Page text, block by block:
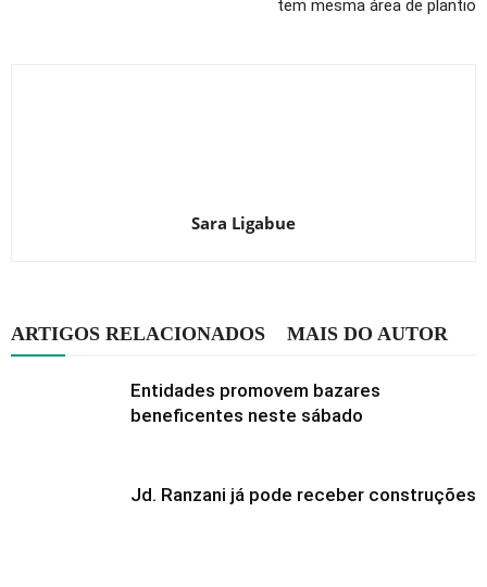
tem mesma área de plantio
Sara Ligabue
ARTIGOS RELACIONADOS MAIS DO AUTOR
Entidades promovem bazares
beneficentes neste sábado
Jd. Ranzani já pode receber construções